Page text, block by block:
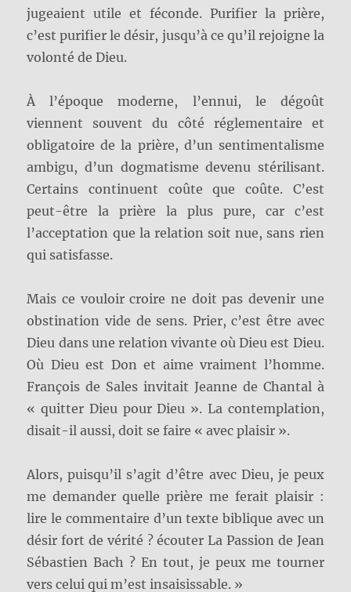
jugeaient utile et féconde. Purifier la prière,
c’est purifier le désir, jusqu’à ce qu’il rejoigne la
volonté de Dieu.
À l’époque moderne, l’ennui, le dégoût
viennent souvent du côté réglementaire et
obligatoire de la prière, d’un sentimentalisme
ambigu, d’un dogmatisme devenu stérilisant.
Certains continuent coûte que coûte. C’est
peut-être la prière la plus pure, car c’est
l’acceptation que la relation soit nue, sans rien
qui satisfasse.
Mais ce vouloir croire ne doit pas devenir une
obstination vide de sens. Prier, c’est être avec
Dieu dans une relation vivante où Dieu est Dieu.
Où Dieu est Don et aime vraiment l’homme.
François de Sales invitait Jeanne de Chantal à
« quitter Dieu pour Dieu ». La contemplation,
disait-il aussi, doit se faire « avec plaisir ».
Alors, puisqu’il s’agit d’être avec Dieu, je peux
me demander quelle prière me ferait plaisir :
lire le commentaire d’un texte biblique avec un
désir fort de vérité ? écouter La Passion de Jean
Sébastien Bach ? En tout, je peux me tourner
vers celui qui m’est insaisissable. »